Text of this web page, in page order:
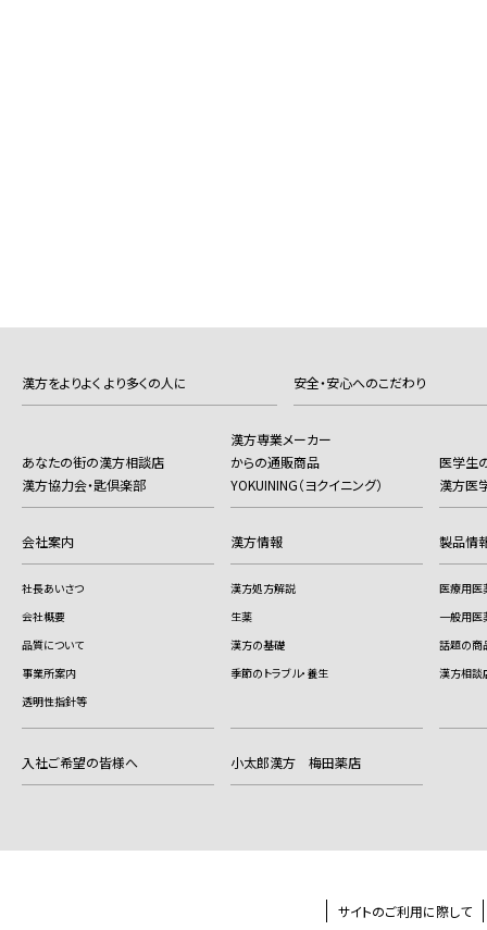
漢方をよりよく より多くの人に 安全・安心へのこだわり
あなたの街の漢方相談店
漢方協力会・匙倶楽部
漢方専業メーカー
からの通販商品
YOKUINING（ヨクイニング）
医学生
漢方医
会社案内
社長あいさつ
会社概要
品質について
事業所案内
透明性指針等
漢方情報
漢方処方解説
生薬
漢方の基礎
季節のトラブル・養生
製品情
医療用
一般用
話題の商
漢方相談
入社ご希望の皆様へ 小太郎漢方 梅田薬店
サイトのご利用に際して